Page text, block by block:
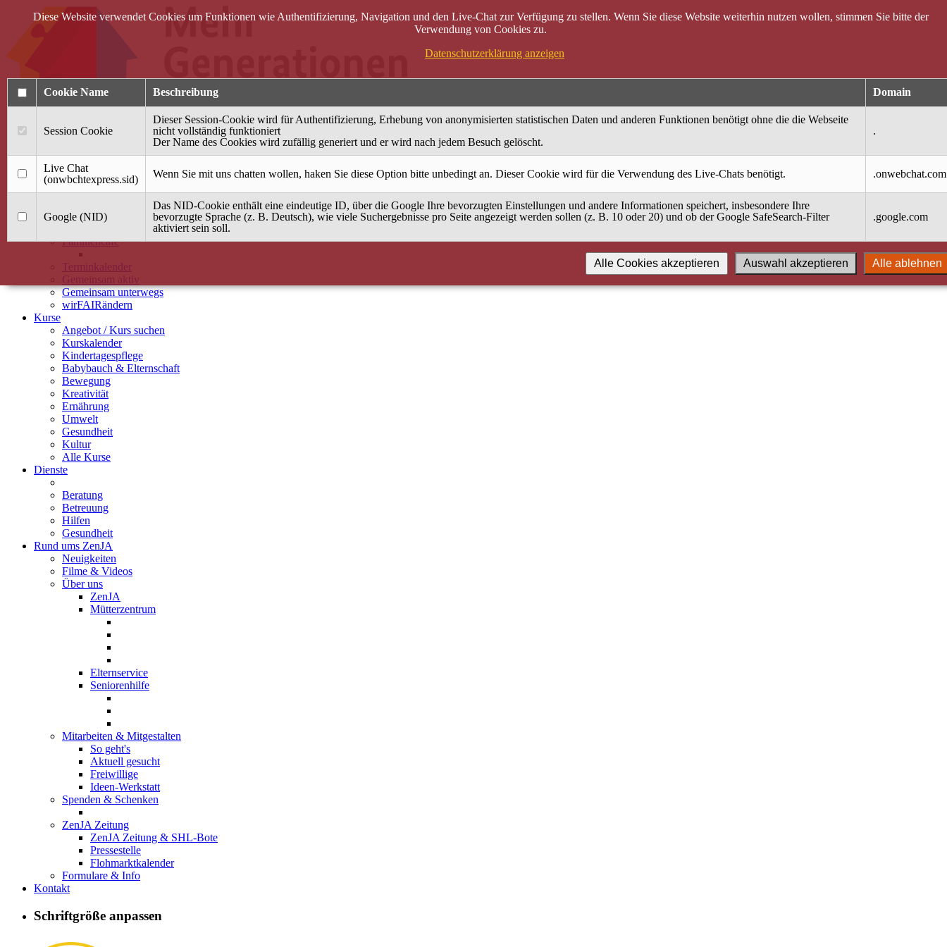
Anmelden
Startseite
Treffpunkt Jung & Alt
40 Jahre Mütterzentrum
Familiencafé
Terminkalender
Gemeinsam aktiv
Gemeinsam unterwegs
wirFAIRändern
Kurse
Angebot / Kurs suchen
Kurskalender
Kindertagespflege
Babybauch & Elternschaft
Bewegung
Kreativität
Ernährung
Umwelt
Gesundheit
Kultur
Alle Kurse
Dienste
Beratung
Betreuung
Hilfen
Gesundheit
Rund ums ZenJA
Neuigkeiten
Filme & Videos
Über uns
ZenJA
Mütterzentrum
Elternservice
Seniorenhilfe
Mitarbeiten & Mitgestalten
So geht's
Aktuell gesucht
Freiwillige
Ideen-Werkstatt
Spenden & Schenken
ZenJA Zeitung
ZenJA Zeitung & SHL-Bote
Pressestelle
Flohmarktkalender
Formulare & Info
Kontakt
Schriftgröße anpassen
Mütter & Väter
Diese Website verwendet Cookies um Funktionen wie Authentifizierung, Navigation und den Live-Chat zur Verfügung zu stellen. Wenn Sie diese Website weiterhin nutzen wollen, stimmen Sie bitte der
Verwendung von Cookies zu.
Datenschutzerklärung anzeigen
Cookie Name Beschreibung Domain
Session Cookie
Dieser Session-Cookie wird für Authentifizierung, Erhebung von anonymisierten statistischen Daten und anderen Funktionen benötigt ohne die die Webseite
nicht vollständig funktioniert
Der Name des Cookies wird zufällig generiert und er wird nach jedem Besuch gelöscht.
.
Live Chat
(onwbchtexpress.sid)
Wenn Sie mit uns chatten wollen, haken Sie diese Option bitte unbedingt an. Dieser Cookie wird für die Verwendung des Live-Chats benötigt. .onwebchat.com
Google (NID)
Das NID-Cookie enthält eine eindeutige ID, über die Google Ihre bevorzugten Einstellungen und andere Informationen speichert, insbesondere Ihre
bevorzugte Sprache (z. B. Deutsch), wie viele Suchergebnisse pro Seite angezeigt werden sollen (z. B. 10 oder 20) und ob der Google SafeSearch-Filter
aktiviert sein soll.
.google.com
Alle ablehnen
Auswahl akzeptieren
Alle Cookies akzeptieren